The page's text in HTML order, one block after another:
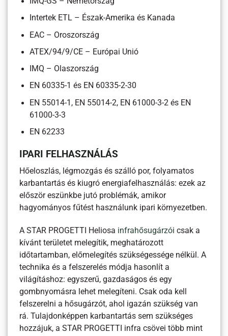
Intertek ETL – Észak-Amerika és Kanada
EAC – Oroszország
ATEX/94/9/CE – Európai Unió
IMQ – Olaszország
EN 60335-1 és EN 60335-2-30
EN 55014-1, EN 55014-2, EN 61000-3-2 és EN
61000-3-3
EN 62233
IPARI FELHASZNÁLÁS
Hőeloszlás, légmozgás és szálló por, folyamatos
karbantartás és kiugró energiafelhasználás: ezek az
először eszünkbe jutó problémák, amikor
hagyományos fűtést használunk ipari környezetben.
A STAR PROGETTI Heliosa infrahősugárzói csak a
kívánt területet melegítik, meghatározott
időtartamban, előmelegítés szükségessége nélkül. A
technika és a felszerelés módja hasonlít a
világításhoz: egyszerű, gazdaságos és egy
gombnyomásra lehet melegíteni. Csak oda kell
felszerelni a hősugárzót, ahol igazán szükség van
rá. Tulajdonképpen karbantartás sem szükséges
hozzájuk, a STAR PROGETTI infra csövei több mint